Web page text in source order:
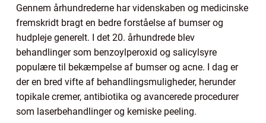
Gennem århundrederne har videnskaben og medicinske
fremskridt bragt en bedre forståelse af bumser og
hudpleje generelt. I det 20. århundrede blev
behandlinger som benzoylperoxid og salicylsyre
populære til bekæmpelse af bumser og acne. I dag er
der en bred vifte af behandlingsmuligheder, herunder
topikale cremer, antibiotika og avancerede procedurer
som laserbehandlinger og kemiske peeling.